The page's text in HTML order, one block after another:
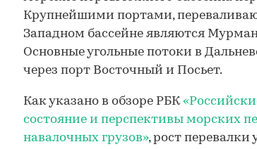
Крупнейшими портами,
Западном бассейне являются
Основные угольные потоки в
через порт Восточный и Посьет.
Как указано в обзоре РБК
состояние и перспективы морских
навалочных грузов», рост перевалки